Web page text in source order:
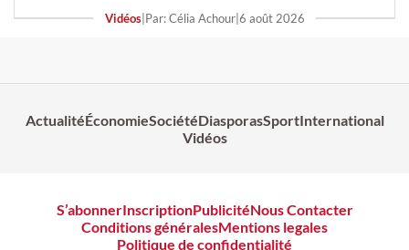
Vidéos| Par: Célia Achour| 6 août 2026
ActualitéÉconomieSociétéDiasporasSportInternational
Vidéos
S’abonnerInscriptionPublicitéNous Contacter
Conditions généralesMentions legales
Politique de confidentialité